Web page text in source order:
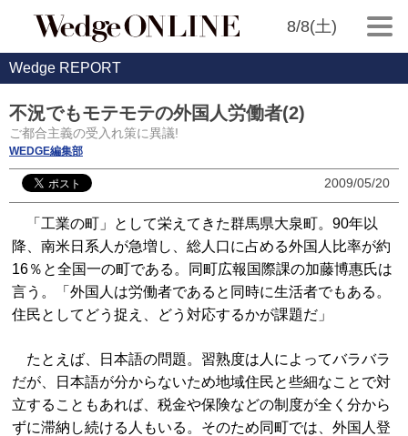
8/8(土)
Wedge REPORT
不況でもモテモテの外国人労働者(2)
ご都合主義の受入れ策に異議!
WEDGE編集部
2009/05/20
「工業の町」として栄えてきた群馬県大泉町。90年以
降、南米日系人が急増し、総人口に占める外国人比率が約
16％と全国一の町である。同町広報国際課の加藤博惠氏は
言う。「外国人は労働者であると同時に生活者でもある。
住民としてどう捉え、どう対応するかが課題だ」
たとえば、日本語の問題。習熟度は人によってバラバラ
だが、日本語が分からないため地域住民と些細なことで対
立することもあれば、税金や保険などの制度が全く分から
ずに滞納し続ける人もいる。そのため同町では、外国人登